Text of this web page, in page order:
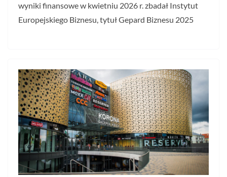
wyniki finansowe w kwietniu 2026 r. zbadał Instytut
Europejskiego Biznesu, tytuł Gepard Biznesu 2025